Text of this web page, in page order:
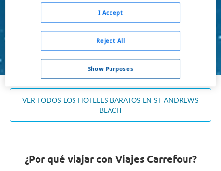
Ocupación *
Buscar
VER TODOS LOS HOTELES BARATOS EN ST ANDREWS
BEACH
¿Por qué viajar con Viajes Carrefour?
Show Purposes
Reject All
I Accept